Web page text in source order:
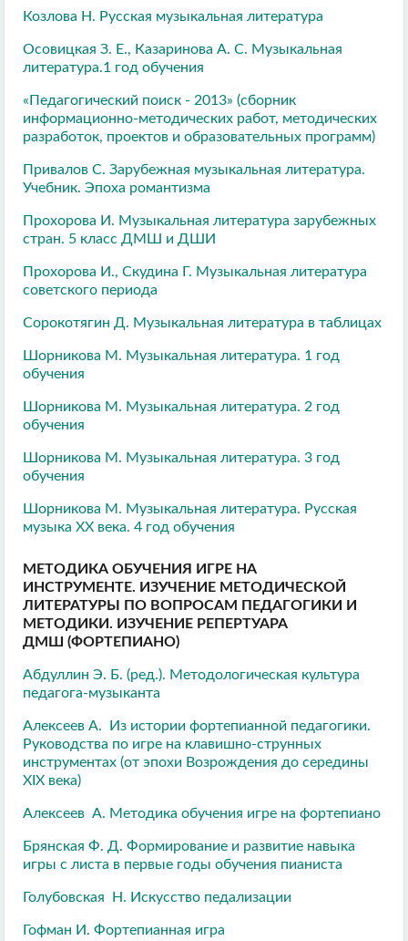
Козлова Н. Русская музыкальная литература
Осовицкая З. Е., Казаринова А. С. Музыкальная
литература.1 год обучения
«Педагогический поиск - 2013» (сборник
информационно-методических работ, методических
разработок, проектов и образовательных программ)
Привалов С. Зарубежная музыкальная литература.
Учебник. Эпоха романтизма
Прохорова И. Музыкальная литература зарубежных
стран. 5 класс ДМШ и ДШИ
Прохорова И., Скудина Г. Музыкальная литература
советского периода
Сорокотягин Д. Музыкальная литература в таблицах
Шорникова М. Музыкальная литература. 1 год
обучения
Шорникова М. Музыкальная литература. 2 год
обучения
Шорникова М. Музыкальная литература. 3 год
обучения
Шорникова М. Музыкальная литература. Русская
музыка XX века. 4 год обучения
МЕТОДИКА ОБУЧЕНИЯ ИГРЕ НА
ИНСТРУМЕНТЕ. ИЗУЧЕНИЕ МЕТОДИЧЕСКОЙ
ЛИТЕРАТУРЫ ПО ВОПРОСАМ ПЕДАГОГИКИ И
МЕТОДИКИ. ИЗУЧЕНИЕ РЕПЕРТУАРА
ДМШ (ФОРТЕПИАНО)
Абдуллин Э. Б. (ред.). Методологическая культура
педагога-музыканта
Алексеев А. Из истории фортепианной педагогики.
Руководства по игре на клавишно-струнных
инструментах (от эпохи Возрождения до середины
XIX века)
Алексеев А. Методика обучения игре на фортепиано
Брянская Ф. Д. Формирование и развитие навыка
игры с листа в первые годы обучения пианиста
Голубовская Н. Искусство педализации
Гофман И. Фортепианная игра